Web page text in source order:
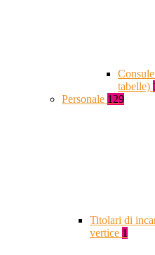
tabelle)
Personale 129
Titolari di
vertice 1